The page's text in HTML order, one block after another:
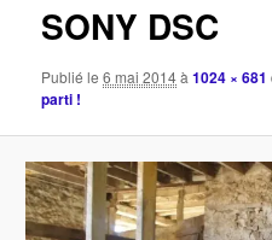
SONY DSC
Publié le6 mai 2014à1024 × 681
parti !